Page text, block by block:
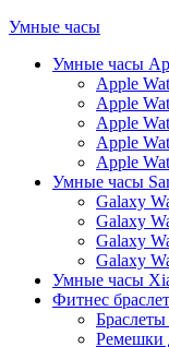
Умные часы
Умные часы
Apple
Apple
Apple
Apple
Apple
Умные часы
Galaxy
Galaxy
Galaxy
Galaxy
Умные часы
Фитнес
Ремешки